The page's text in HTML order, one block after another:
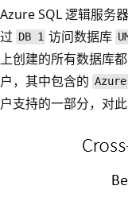
Azure SQL 逻辑服务
过 DB 1 访问数据库
上创建的所有数据库
户，其中包含的
户支持的一部分，对